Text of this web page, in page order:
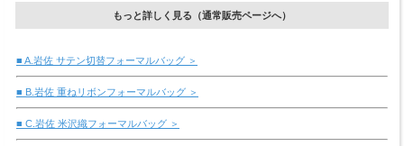
もっと詳しく見る（通常販売ページへ）
■ A.岩佐 サテン切替フォーマルバッグ ＞
■ B.岩佐 重ねリボンフォーマルバッグ ＞
■ C.岩佐 米沢織フォーマルバッグ ＞